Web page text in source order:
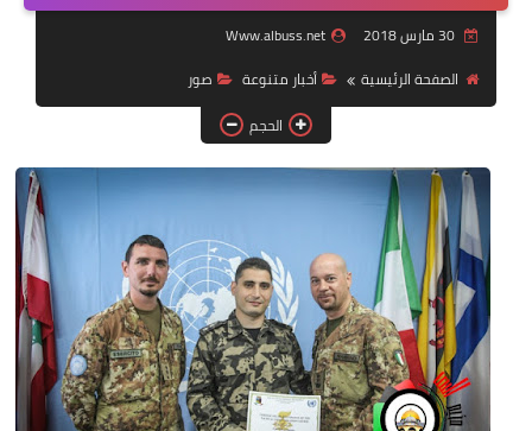
Www.albuss.net
الصفحة الرئيسية
أخبار متنوعة
صور
الحجم